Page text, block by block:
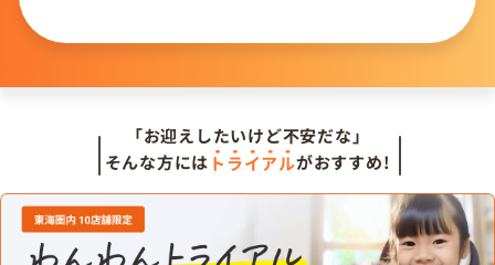
「お迎えしたいけど不安だな」
そんな方には トライアルがおすすめ!